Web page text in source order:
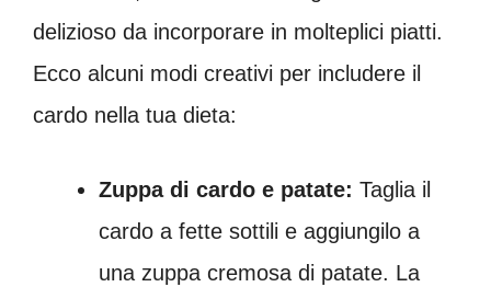
delizioso da incorporare in molteplici piatti.
Ecco alcuni modi creativi per includere il
cardo nella tua dieta:
Zuppa di cardo e patate: Taglia il
cardo a fette sottili e aggiungilo a
una zuppa cremosa di patate. La